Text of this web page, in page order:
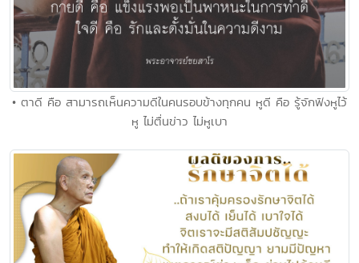
• ตาดี คือ สามารถเห็นความดีในคนรอบข้างทุกคน หูดี คือ รู้จักฟังหูไว้
หู ไม่ตื่นข่าว ไม่หูเบา